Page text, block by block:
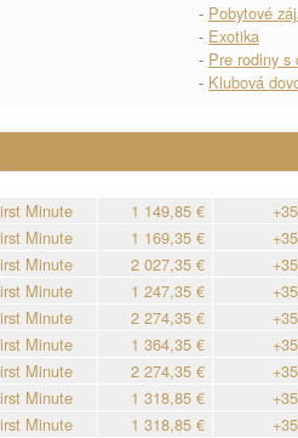
- Pobytové
- Exotika
- Pre rodiny s
- Klubová
Minute 1 149,85 €
Minute 1 169,35 €
Minute 2 027,35 €
Minute 1 247,35 €
Minute 2 274,35 €
Minute 1 364,35 €
Minute 2 274,35 €
Minute 1 318,85 €
Minute 1 318,85 €